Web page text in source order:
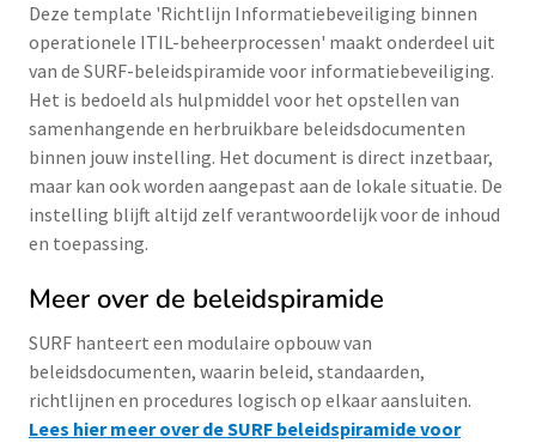
Deze template 'Richtlijn Informatiebeveiliging binnen
operationele ITIL-beheerprocessen' maakt onderdeel uit
van de SURF-beleidspiramide voor informatiebeveiliging.
Het is bedoeld als hulpmiddel voor het opstellen van
samenhangende en herbruikbare beleidsdocumenten
binnen jouw instelling. Het document is direct inzetbaar,
maar kan ook worden aangepast aan de lokale situatie. De
instelling blijft altijd zelf verantwoordelijk voor de inhoud
en toepassing.
Meer over de beleidspiramide
SURF hanteert een modulaire opbouw van
beleidsdocumenten, waarin beleid, standaarden,
richtlijnen en procedures logisch op elkaar aansluiten.
Lees hier meer over de SURF beleidspiramide voor